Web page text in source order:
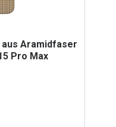
aus Aramidfaser
Pro Max